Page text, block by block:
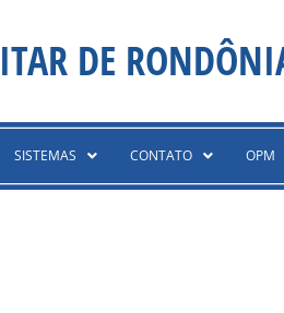
DE
SISTEMAS CONTATO OPM